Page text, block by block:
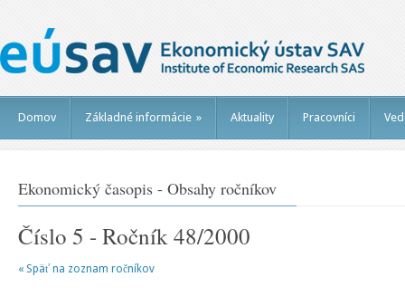
Domov Základné informácie » Aktuality Pracovníci
Ekonomický časopis - Obsahy ročníkov
Číslo 5 - Ročník 48/2000
« Späť na zoznam ročníkov